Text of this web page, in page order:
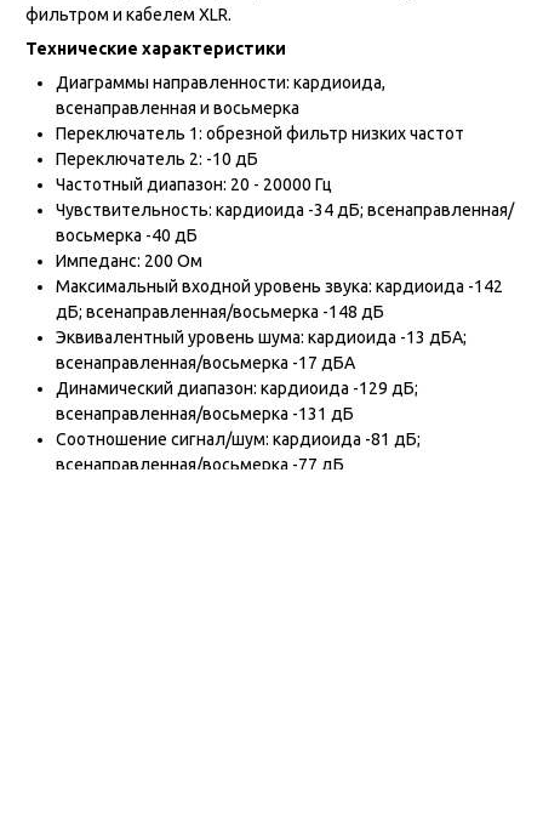
фильтром и кабелем XLR.
Технические характеристики
Диаграммы направленности: кардиоида,
всенаправленная и восьмерка
Переключатель 1: обрезной фильтр низких частот
Переключатель 2: -10 дБ
Частотный диапазон: 20 - 20000 Гц
Чувствительность: кардиоида -34 дБ; всенаправленная/
восьмерка -40 дБ
Импеданс: 200 Ом
Максимальный входной уровень звука: кардиоида -142
дБ; всенаправленная/восьмерка -148 дБ
Эквивалентный уровень шума: кардиоида -13 дБА;
всенаправленная/восьмерка -17 дБА
Динамический диапазон: кардиоида -129 дБ;
всенаправленная/восьмерка -131 дБ
Соотношение сигнал/шум: кардиоида -81 дБ;
всенаправленная/восьмерка -77 дБ